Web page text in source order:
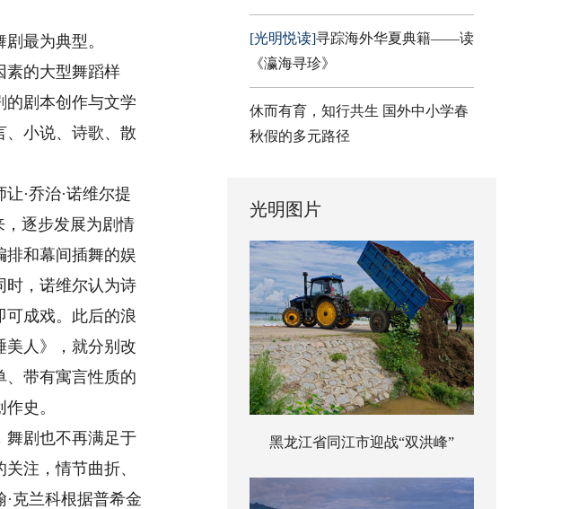
最为典型。
的大型舞蹈样
的剧本创作与文学
、小说、诗歌、散
·乔治·诺维尔提
，逐步发展为剧情
排和幕间插舞的娱
时，诺维尔认为诗
可成戏。此后的浪
美人》，就分别改
、带有寓言性质的
史。
剧也不再满足于
注，情节曲折、
克兰科根据普希金
[光明悦读]寻踪海外华夏典籍——读
《瀛海寻珍》
休而有育，知行共生 国外中小学春
秋假的多元路径
光明图片
黑龙江省同江市迎战“双洪峰”